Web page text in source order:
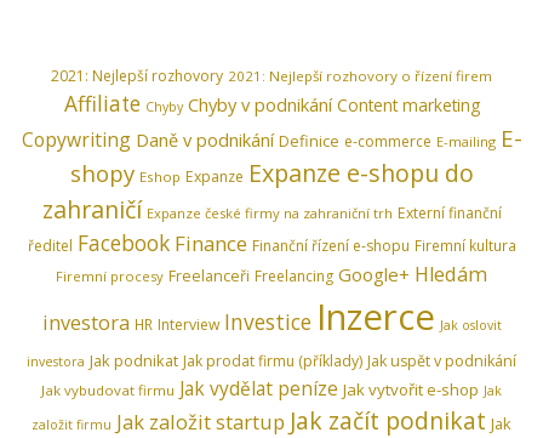
2021: Nejlepší rozhovory 2021: Nejlepší rozhovory o řízení firem
Affiliate Chyby Chyby v podnikání Content marketing
Copywriting Daně v podnikání Definice e-commerce E-mailing E-
shopy Eshop Expanze Expanze e-shopu do
zahraničí Expanze české firmy na zahraniční trh Externí finanční
ředitel Facebook Finance Finanční řízení e-shopu Firemní kultura
Firemní procesy Freelanceři Freelancing Google+ Hledám
investora HR Interview Investice Inzerce Jak oslovit
investora Jak podnikat Jak prodat firmu (příklady) Jak uspět v podnikání
Jak vybudovat firmu Jak vydělat peníze Jak vytvořit e-shop Jak
založit firmu Jak založit startup Jak začít podnikat Jak